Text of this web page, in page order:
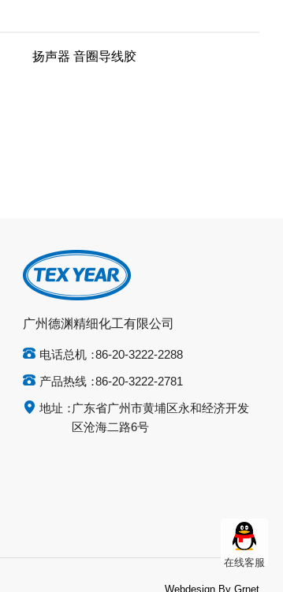
扬声器 音圈导线胶
广州德渊精细化工有限公司
电话总机：86-20-3222-2288
产品热线：86-20-3222-2781
地址：广东省广州市黄埔区永和经济开发
区沧海二路6号
Webdesign By Grnet
在线客服